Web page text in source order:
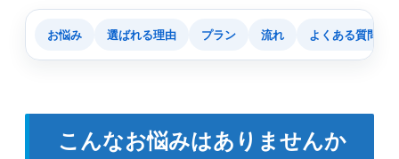
お悩み 選ばれる理由 プラン 流れ よくある質問
こんなお悩みはありませんか